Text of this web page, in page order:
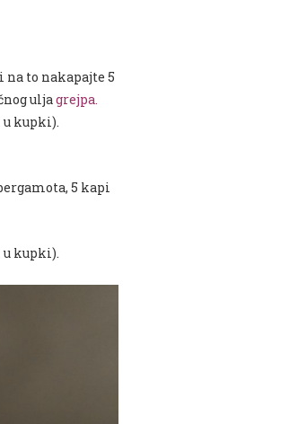
to nakapajte 5
ulja grejpa.
u kupki).
5 kapi
u kupki).